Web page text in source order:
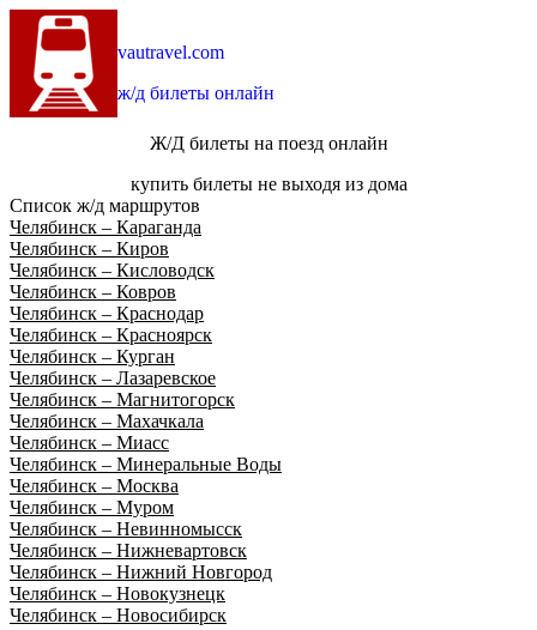
vautravel.com
ж/д билеты онлайн
Ж/Д билеты на поезд онлайн
купить билеты не выходя из дома
Список ж/д маршрутов
Челябинск – Караганда
Челябинск – Киров
Челябинск – Кисловодск
Челябинск – Ковров
Челябинск – Краснодар
Челябинск – Красноярск
Челябинск – Курган
Челябинск – Лазаревское
Челябинск – Магнитогорск
Челябинск – Махачкала
Челябинск – Миасс
Челябинск – Минеральные Воды
Челябинск – Москва
Челябинск – Муром
Челябинск – Невинномысск
Челябинск – Нижневартовск
Челябинск – Нижний Новгород
Челябинск – Новокузнецк
Челябинск – Новосибирск